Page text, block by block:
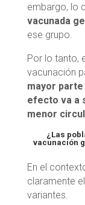
embargo, lo
vacunada
ese grupo.
Por lo tanto,
vacunación
mayor
efecto va a
menor
¿Las
vacunación
En el
claramente
variantes.